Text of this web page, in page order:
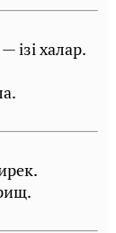
iзi халар.